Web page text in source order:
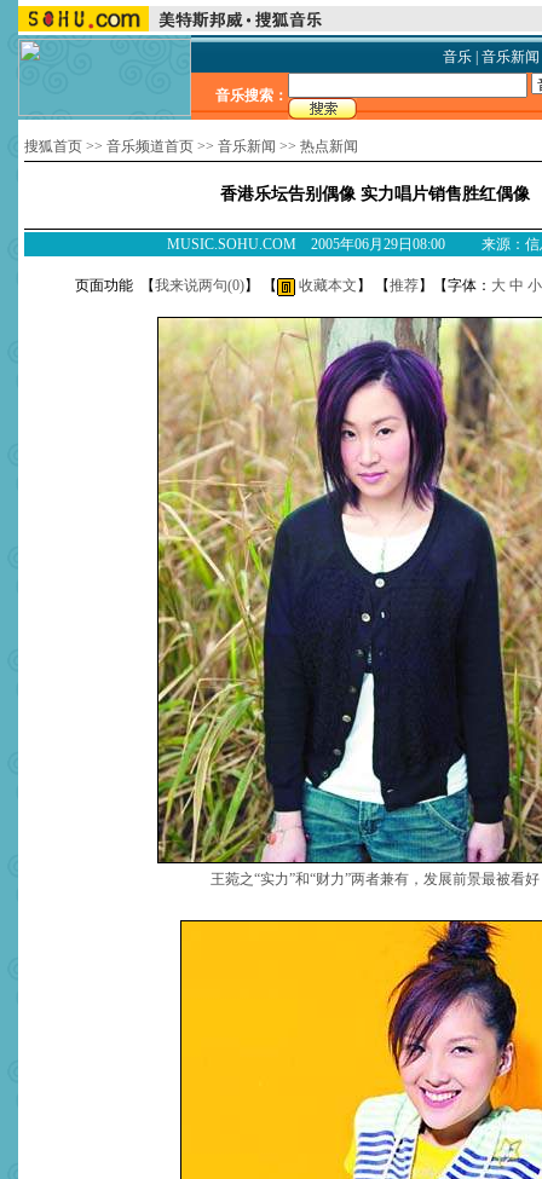
音乐| 音乐新闻
音乐搜索：
搜狐首页 >> 音乐频道首页 >> 音乐新闻 >> 热点新闻
香港乐坛告别偶像 实力唱片销售胜红偶像
MUSIC.SOHU.COM 2005年06月29日08:00 来源：信
页面功能 【我来说两句(0)】 【 收藏本文 】 【推荐】【字体： 大 中 小
王菀之“实力”和“财力”两者兼有，发展前景最被看好